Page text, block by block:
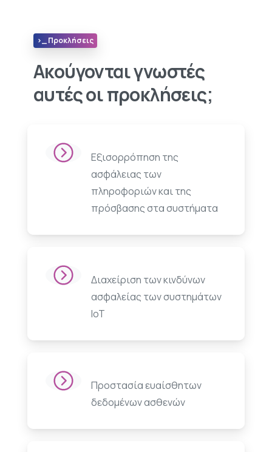
>_ Προκλήσεις
Ακούγονται γνωστές
αυτές οι προκλήσεις;
Εξισορρόπηση της
ασφάλειας των
πληροφοριών και της
πρόσβασης στα συστήματα
Διαχείριση των κινδύνων
ασφαλείας των συστημάτων
IoT
Προστασία ευαίσθητων
δεδομένων ασθενών